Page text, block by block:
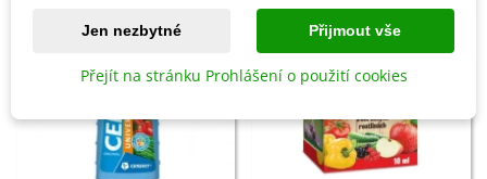
Jen nezbytné Přijmout vše
Přejít na stránku Prohlášení o použití cookies